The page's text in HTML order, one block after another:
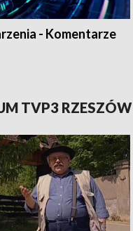
- Komentarze
TVP3 RZESZÓW